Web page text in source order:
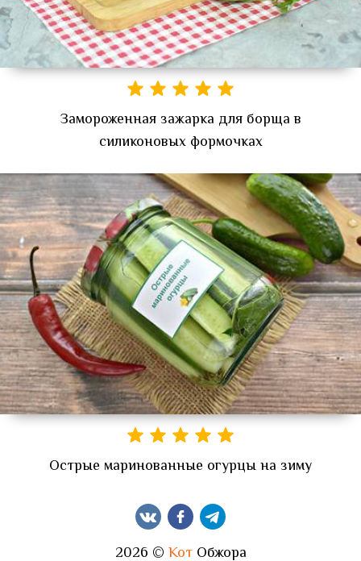
Замороженная зажарка для борща в
силиконовых формочках
Острые маринованные огурцы на зиму
2026 © КотОбжора